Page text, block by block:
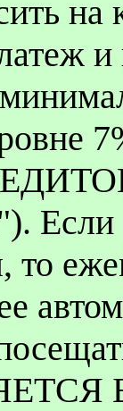
на
и
то